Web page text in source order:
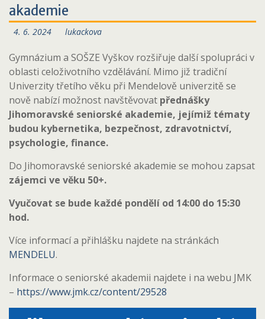
akademie
4. 6. 2024 lukackova
Gymnázium a SOŠZE Vyškov rozšiřuje další spolupráci v
oblasti celoživotního vzdělávání. Mimo již tradiční
Univerzity třetího věku při Mendelově univerzitě se
nově nabízí možnost navštěvovat přednášky
Jihomoravské seniorské akademie, jejímiž tématy
budou kybernetika, bezpečnost, zdravotnictví,
psychologie, finance.
Do Jihomoravské seniorské akademie se mohou zapsat
zájemci ve věku 50+.
Vyučovat se bude každé pondělí od 14:00 do 15:30
hod.
Více informací a přihlášku najdete na stránkách
MENDELU.
Informace o seniorské akademii najdete i na webu JMK
– https://www.jmk.cz/content/29528